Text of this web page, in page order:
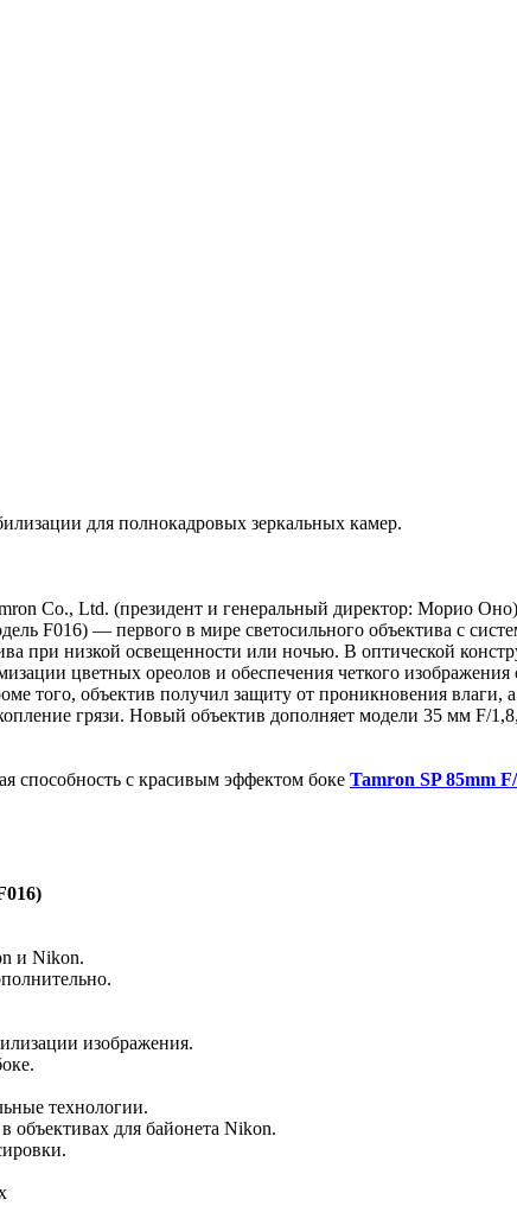
для полнокадровых зеркальных камер.
Co., Ltd. (президент и генеральный директор: Морио
F016) — первого в мире светосильного объектива с
при низкой освещенности или ночью. В оптической
цветных ореолов и обеспечения четкого
того, объектив получил защиту от проникновения влаги,
грязи. Новый объектив дополняет модели 35 мм F/
способность с красивым эффектом боке Tamron SP 85mm
и Nikon.
изображения.
технологии.
объективах для байонета Nikon.